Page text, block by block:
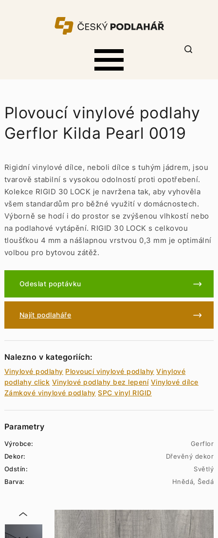
Plovoucí vinylové podlahy
Gerflor Kilda Pearl 0019
Rigidní vinylové dílce, neboli dílce s tuhým jádrem, jsou
tvarově stabilní s vysokou odolností proti opotřebení.
Kolekce RIGID 30 LOCK je navržena tak, aby vyhověla
všem standardům pro běžné využití v domácnostech.
Výborně se hodí i do prostor se zvýšenou vlhkostí nebo
na podlahové vytápění. RIGID 30 LOCK s celkovou
tloušťkou 4 mm a nášlapnou vrstvou 0,3 mm je optimální
volbou pro bytovou zátěž.
Odeslat poptávku
Najít podlaháře
Nalezno v kategoriích:
Vinylové podlahy Plovoucí vinylové podlahy Vinylové
podlahy click Vinylové podlahy bez lepení Vinylové dílce
Zámkové vinylové podlahy SPC vinyl RIGID
Parametry
Výrobce:
Gerflor
Dekor:
Dřevěný dekor
Odstín:
Světlý
Barva:
Hnědá, Šedá